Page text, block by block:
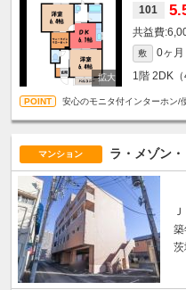
101
敷 0ヶ月
1階 2DK（
安心のモニタ付インターホン/
マンション ラ・メゾン
茨